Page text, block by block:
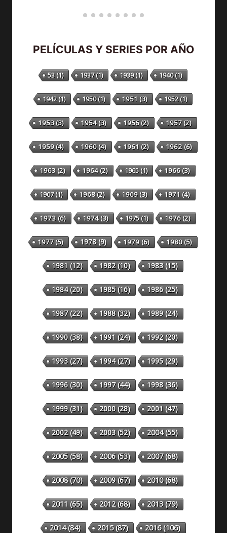
PELÍCULAS Y SERIES POR AÑO
53(1) 1937(1) 1939(1) 1940(1)
1942(1) 1950(1) 1951 (3) 1952(1)
1953(3) 1954(3) 1956(2) 1957(2)
1959(4) 1960(4) 1961 (2) 1962(6)
1963(2) 1964(2) 1965(1) 1966(3)
1967(1) 1968(2) 1969(3) 1971 (4)
1973(6) 1974(3) 1975(1) 1976(2)
1977(5) 1978(9) 1979(6) 1980(5)
1981 (12) 1982(10) 1983(15)
1984(20) 1985(16) 1986(25)
1987(22) 1988(32) 1989(24)
1990(38) 1991 (24) 1992(20)
1993(27) 1994(27) 1995(29)
1996(30) 1997(44) 1998(36)
1999(31) 2000(28) 2001 (47)
2002(49) 2003(52) 2004(55)
2005(58) 2006(53) 2007(68)
2008(70) 2009(67) 2010(68)
2011 (65) 2012(68) 2013(79)
2014(84) 2015(87) 2016(106)